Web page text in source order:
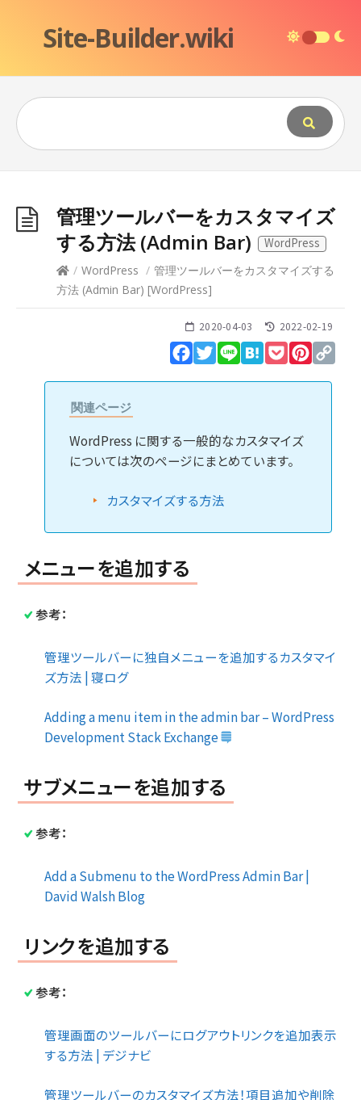
Site-Builder.wiki
管理ツールバーをカスタマイズ
する方法 (Admin Bar)
WordPress
/ WordPress / 管理ツールバーをカスタマイズする
方法 (Admin Bar) [WordPress]
2020-04-03 2022-02-19
Facebook
Twitter
Line HatenaPocket
関連ページ
WordPress に関する一般的なカスタマイズ
については次のページにまとめています。
カスタマイズする方法
メニューを追加する
参考：
管理ツールバーに独自メニューを追加するカスタマイ
ズ方法 | 寝ログ
Adding a menu item in the admin bar – WordPress
Development Stack Exchange
サブメニューを追加する
参考：
Add a Submenu to the WordPress Admin Bar |
David Walsh Blog
リンクを追加する
参考：
管理画面のツールバーにログアウトリンクを追加表示
する方法 | デジナビ
管理ツールバーのカスタマイズ方法！項目追加や削除